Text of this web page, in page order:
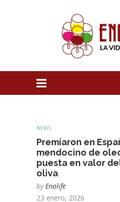
NEWS
Premiaron en
mendocino de
puesta en valor
oliva
by Enolife
23 enero, 2026